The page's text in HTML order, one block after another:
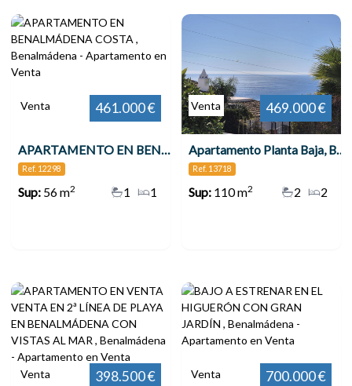
Venta 461.000 €
APARTAMENTO EN BENALMÁDENA COSTA , Benalmádena
Ref. 12298
Sup:56 m2 1
1
Venta 469.000 €
Apartamento Planta Baja, Benalmadena
Ref. 13718
Sup:110 m2 2
2
Venta 398.500 € Venta 700.000 €